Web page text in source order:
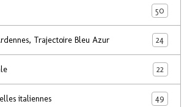
50
Trajectoire Bleu Azur 24
22
italiennes 49